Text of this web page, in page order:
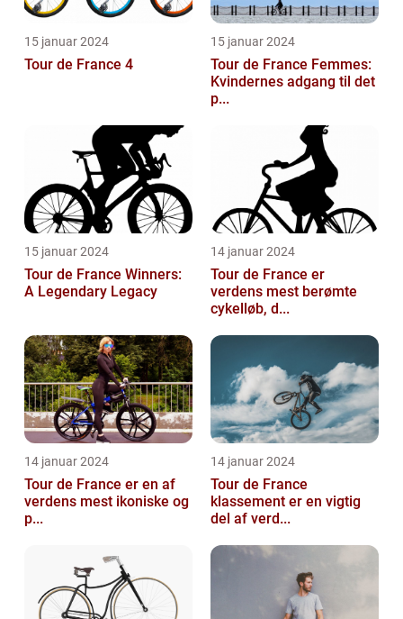
15 januar 2024
Tour de France 4
15 januar 2024
Tour de France Femmes:
Kvindernes adgang til det
p...
15 januar 2024
Tour de France Winners:
A Legendary Legacy
14 januar 2024
Tour de France er
verdens mest berømte
cykelløb, d...
14 januar 2024
Tour de France er en af
verdens mest ikoniske og
p...
14 januar 2024
Tour de France
klassement er en vigtig
del af verd...